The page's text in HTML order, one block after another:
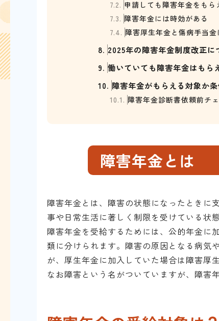
7.2. 申請しても障害年金をもら
7.3. 障害年金には時効がある
7.4. 障害厚生年金と傷病手当
8. 2025年の障害年金制度改正に
9. 働いていても障害年金はもら
10. 障害年金がもらえる対象か
10.1. 障害年金診断書依頼前チ
障害年金とは
障害年金とは、障害の状態になったときに
事や日常生活に著しく制限を受けている状
障害年金を受給するためには、公的年金に
類に分けられます。障害の原因となる病気
が、厚生年金に加入していた場合は障害厚
なお障害という名がついていますが、障害